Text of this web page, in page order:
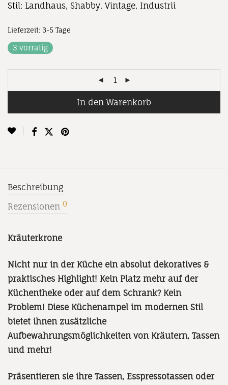
Stil: Landhaus, Shabby, Vintage, Industrii
Lieferzeit: 3-5 Tage
3 vorrätig
In den Warenkorb
Beschreibung
Rezensionen 0
Kräuterkrone
Nicht nur in der Küche ein absolut dekoratives &
praktisches Highlight! Kein Platz mehr auf der
Küchentheke oder auf dem Schrank? Kein
Problem! Diese Küchenampel im modernen Stil
bietet ihnen zusätzliche
Aufbewahrungsmöglichkeiten von Kräutern, Tassen
und mehr!
Präsentieren sie ihre Tassen, Esspressotassen oder